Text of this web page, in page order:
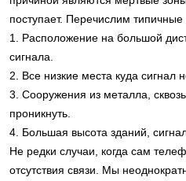
поступает. Перечислим типичные
1. Расположение на большой
сигнала.
2. Все низкие места куда сигнал
3. Сооружения из металла,
проникнуть.
4. Большая высота зданий,
Не редки случаи, когда сам
отсутствия связи. Мы